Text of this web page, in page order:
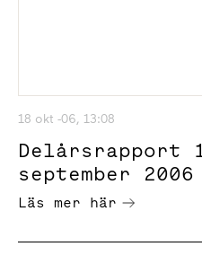
18 okt -06, 13:08
september 2006
Läs mer här